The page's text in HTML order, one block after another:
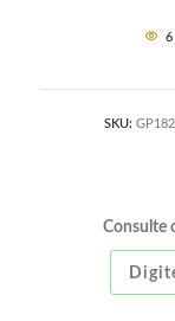
6
SKU: GP182
Consulte